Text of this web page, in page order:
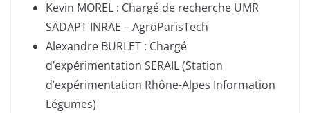
Kevin MOREL : Chargé de recherche UMR
SADAPT INRAE – AgroParisTech
Alexandre BURLET : Chargé
d’expérimentation SERAIL (Station
d’expérimentation Rhône-Alpes Information
Légumes)